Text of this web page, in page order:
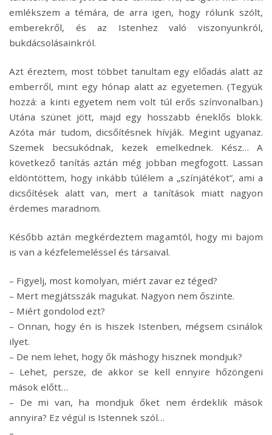
emlékszem a témára, de arra igen, hogy rólunk szólt,
emberekről, és az Istenhez való viszonyunkról,
bukdácsolásainkról.
Azt éreztem, most többet tanultam egy előadás alatt az
emberről, mint egy hónap alatt az egyetemen. (Tegyük
hozzá: a kinti egyetem nem volt túl erős színvonalban.)
Utána szünet jött, majd egy hosszabb éneklős blokk.
Azóta már tudom, dicsőítésnek hívják. Megint ugyanaz.
Szemek becsukódnak, kezek emelkednek. Kész… A
következő tanítás aztán még jobban megfogott. Lassan
eldöntöttem, hogy inkább túlélem a „színjátékot”, ami a
dicsőítések alatt van, mert a tanítások miatt nagyon
érdemes maradnom.
Később aztán megkérdeztem magamtól, hogy mi bajom
is van a kézfelemeléssel és társaival.
– Figyelj, most komolyan, miért zavar ez téged?
– Mert megjátsszák magukat. Nagyon nem őszinte.
– Miért gondolod ezt?
– Onnan, hogy én is hiszek Istenben, mégsem csinálok
ilyet.
– De nem lehet, hogy ők máshogy hisznek mondjuk?
– Lehet, persze, de akkor se kell ennyire hőzöngeni
mások előtt…
– De mi van, ha mondjuk őket nem érdeklik mások
annyira? Ez végül is Istennek szól…
– …